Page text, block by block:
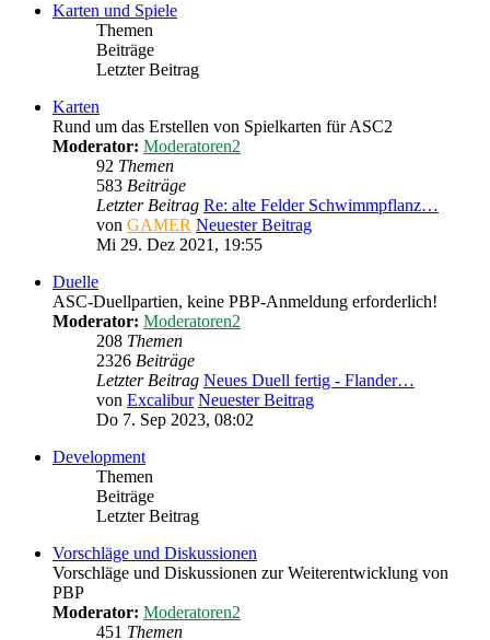
Karten und Spiele
Themen
Beiträge
Letzter Beitrag
Karten
Rund um das Erstellen von Spielkarten für ASC2
Moderator: Moderatoren2
92 Themen
583 Beiträge
Letzter Beitrag Re: alte Felder Schwimmpflanz…
von GAMER Neuester Beitrag
Mi 29. Dez 2021, 19:55
Duelle
ASC-Duellpartien, keine PBP-Anmeldung erforderlich!
Moderator: Moderatoren2
208 Themen
2326 Beiträge
Letzter Beitrag Neues Duell fertig - Flander…
von Excalibur Neuester Beitrag
Do 7. Sep 2023, 08:02
Development
Themen
Beiträge
Letzter Beitrag
Vorschläge und Diskussionen
Vorschläge und Diskussionen zur Weiterentwicklung von
PBP
Moderator: Moderatoren2
451 Themen